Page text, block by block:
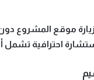
موقع المشروع
احترافية تشمل